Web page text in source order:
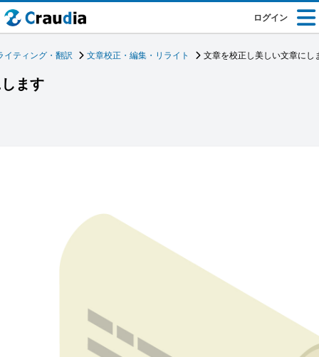
ログイン
イティング・翻訳 文章校正・編集・リライト 文章を校正し美しい文章にし
ます